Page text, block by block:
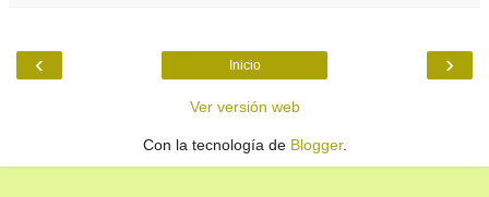
‹ ›
Inicio
Ver versión web
Con la tecnología de Blogger.